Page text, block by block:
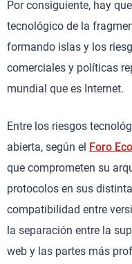
Por consiguiente, hay
tecnológico de la
formando islas y los
comerciales y políticas
mundial que es Internet.
Entre los riesgos
abierta, según el Foro
que comprometen su
protocolos en sus
compatibilidad entre
la separación entre la
web y las partes más